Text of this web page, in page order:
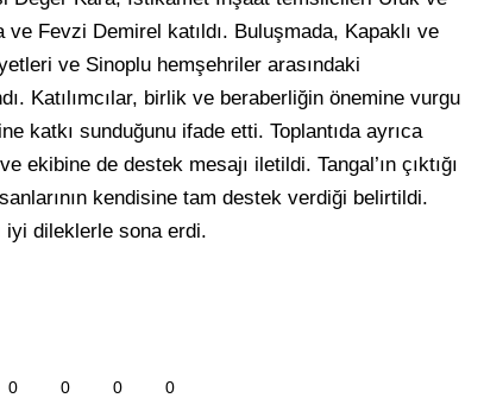
Fevzi Demirel katıldı. Buluşmada, Kapaklı ve
ve Sinoplu hemşehriler arasındaki
Katılımcılar, birlik ve beraberliğin önemine vurgu
katkı sunduğunu ifade etti. Toplantıda ayrıca
ekibine de destek mesajı iletildi. Tangal’ın çıktığı
kendisine tam destek verdiği belirtildi.
iyi dileklerle sona erdi.
0 0 0 0